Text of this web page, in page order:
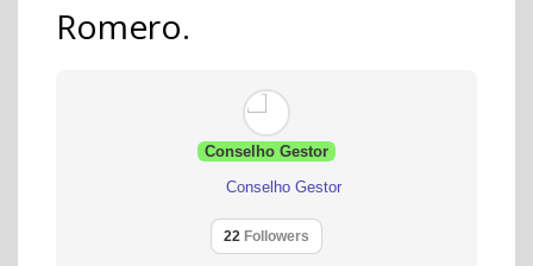
Romero.
Conselho Gestor
Conselho Gestor
22 Followers